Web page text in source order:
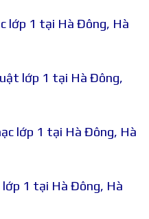
lớp 1 tại Hà Đông, Hà
lớp 1 tại Hà Đông,
lớp 1 tại Hà Đông, Hà
lớp 1 tại Hà Đông, Hà